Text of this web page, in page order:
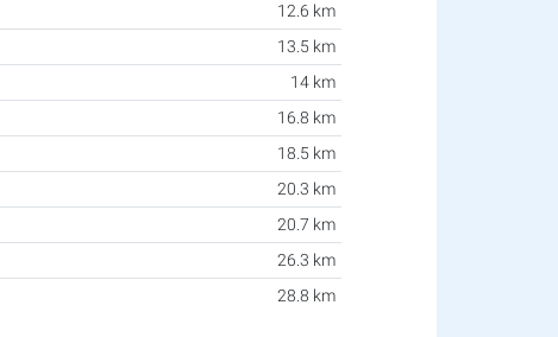
12.6 km
13.5 km
14 km
16.8 km
18.5 km
20.3 km
20.7 km
26.3 km
28.8 km